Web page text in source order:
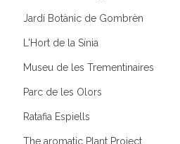
Jardí Botànic de Gombrèn
L'Hort de la Sínia
Museu de les Trementinaires
Parc de les Olors
Ratafia Espiells
The aromatic Plant Project